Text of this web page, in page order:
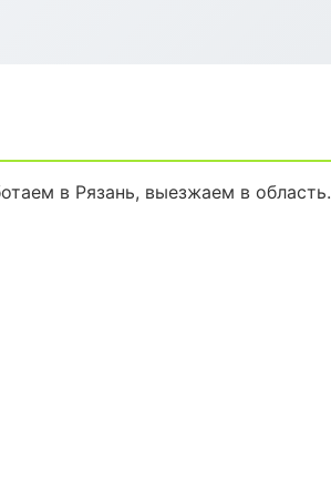
в Рязань, выезжаем в область.